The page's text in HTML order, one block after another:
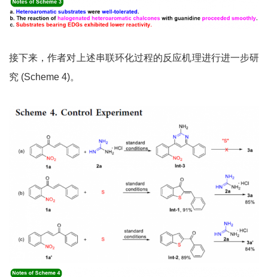
接下来，作者对上述串联环化过程的反应机理进行进一步研
究 (Scheme 4)。